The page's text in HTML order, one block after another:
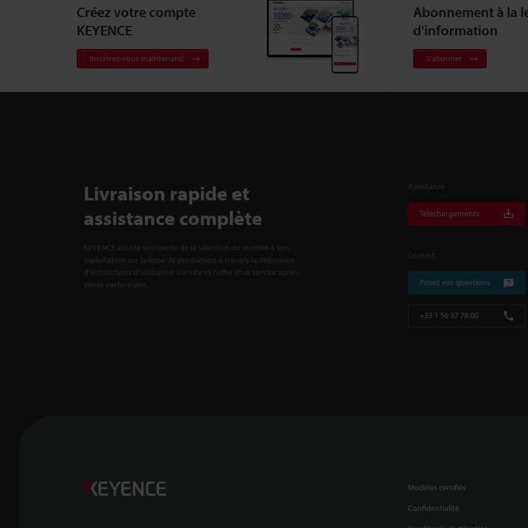
Créez votre compte
KEYENCE
Inscrivez-vous maintenant!
Abonnement à la
d'information
S'abonner
Livraison rapide et
assistance complète
KEYENCE assiste ses clients de la sélection du modèle à son
exploitation sur la ligne de production à travers la délivrance
d'instructions d'utilisation sur site et l'offre d'un service après-
vente performant.
Assistance
Téléchargements
Contact
Posez vos questions
+33 1 56 37 78 00
Modèles certifiés
Confidentialité